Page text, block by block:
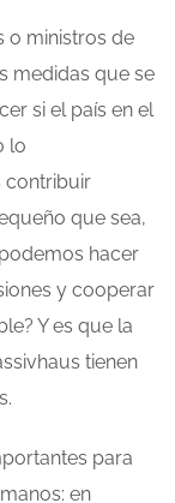
o ministros de
medidas que se
si el país en el
lo
contribuir
que sea,
hacer
y cooperar
Y es que la
tienen
para
en